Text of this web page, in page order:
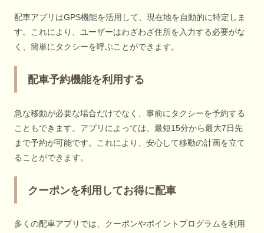
配車アプリはGPS機能を活用して、現在地を自動的に特定しま
す。これにより、ユーザーはわざわざ住所を入力する必要がな
く、簡単にタクシーを呼ぶことができます。
配車予約機能を利用する
急な移動が必要な場合だけでなく、事前にタクシーを予約する
こともできます。アプリによっては、最短15分から最大7日先
まで予約が可能です。これにより、安心して移動の計画を立て
ることができます。
クーポンを利用してお得に配車
多くの配車アプリでは、クーポンやポイントプログラムを利用